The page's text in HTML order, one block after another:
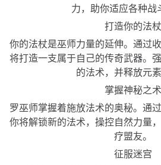
力，助你适应各种战
打造你的法杖
你的法杖是巫师力量的延伸。通过
将打造一支属于自己的传奇武器。
的法术，并释放元素
掌握神秘之术
罗巫师掌握着施放法术的奥秘。通
你将解锁新的法术，操控自然力量
疗盟友。
征服迷宫